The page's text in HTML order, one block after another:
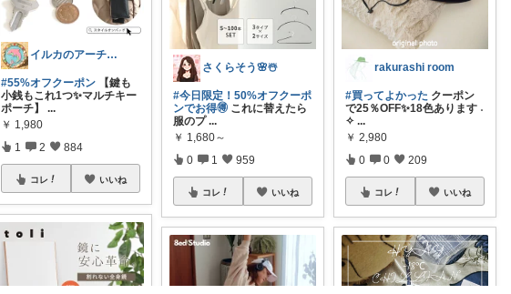
イルカのアーチ🐬🌈朝コレ
#55%オフクーポン 【鍵も
小銭もこれ1つ✨マルチキー
ポーチ】
...
￥ 1,980
1 2 884
コレ いいね
さくらそう‪🌸☃️
#今日限定！50%オフクーポ
ンでお得🉐 これに替えたら
服のプ ...
￥ 1,680～
0 1 959
コレ いいね
rakurashi room
#買ってよかった クーポン
で25％OFF✨18色あります ˖
✧ ...
￥ 2,980
0 0 209
コレ いいね